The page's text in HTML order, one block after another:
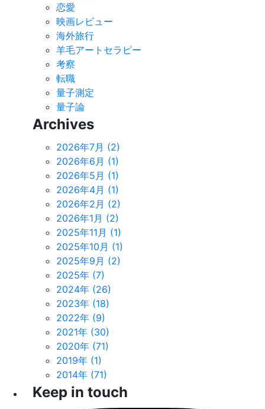
恋愛
映画レビュー
海外旅行
羊毛アートセラピー
考察
転職
量子測定
量子論
Archives
2026年7月 (2)
2026年6月 (1)
2026年5月 (1)
2026年4月 (1)
2026年2月 (2)
2026年1月 (2)
2025年11月 (1)
2025年10月 (1)
2025年9月 (2)
2025年 (7)
2024年 (26)
2023年 (18)
2022年 (9)
2021年 (30)
2020年 (71)
2019年 (1)
2014年 (71)
Keep in touch